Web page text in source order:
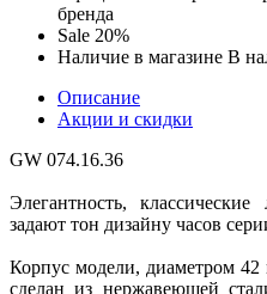
бренда
Sale 20%
Наличие в магазине В
Описание
Акции и скидки
GW 074.16.36
Элегантность,
задают тон дизайну часов
Корпус модели, диаметром 42
сделан из нержавеющей